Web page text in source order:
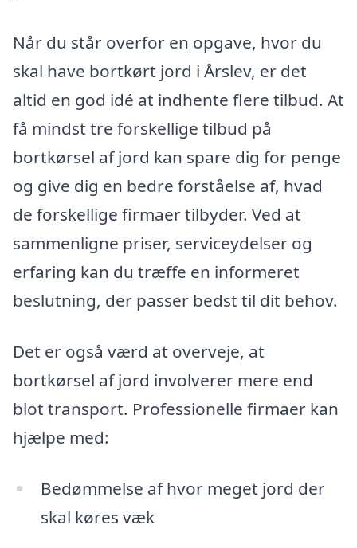
Når du står overfor en opgave, hvor du
skal have bortkørt jord i Årslev, er det
altid en god idé at indhente flere tilbud. At
få mindst tre forskellige tilbud på
bortkørsel af jord kan spare dig for penge
og give dig en bedre forståelse af, hvad
de forskellige firmaer tilbyder. Ved at
sammenligne priser, serviceydelser og
erfaring kan du træffe en informeret
beslutning, der passer bedst til dit behov.
Det er også værd at overveje, at
bortkørsel af jord involverer mere end
blot transport. Professionelle firmaer kan
hjælpe med:
Bedømmelse af hvor meget jord der
skal køres væk